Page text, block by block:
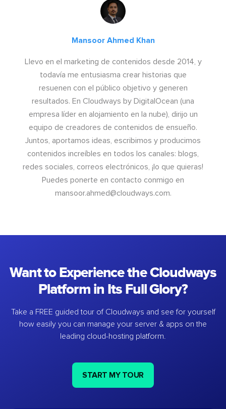
Mansoor Ahmed Khan
Llevo en el marketing de contenidos desde 2014, y
todavía me entusiasma crear historias que
resuenen con el público objetivo y generen
resultados. En Cloudways by DigitalOcean (una
empresa líder en alojamiento en la nube), dirijo un
equipo de creadores de contenidos de ensueño.
Juntos, aportamos ideas, escribimos y producimos
contenidos increíbles en todos los canales: blogs,
redes sociales, correos electrónicos, ¡lo que quieras!
Puedes ponerte en contacto conmigo en
mansoor.ahmed@cloudways.com.
Want to Experience the Cloudways
Platform in Its Full Glory?
Take a FREE guided tour of Cloudways and see for yourself
how easily you can manage your server & apps on the
leading cloud-hosting platform.
START MY TOUR